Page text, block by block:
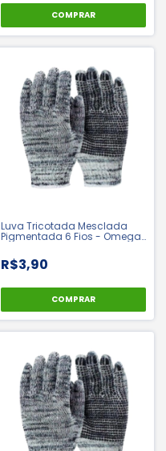
Luva Tricotada Mesclada
Pigmentada 6 Fios - Omega |
R$3,90
COMPRAR